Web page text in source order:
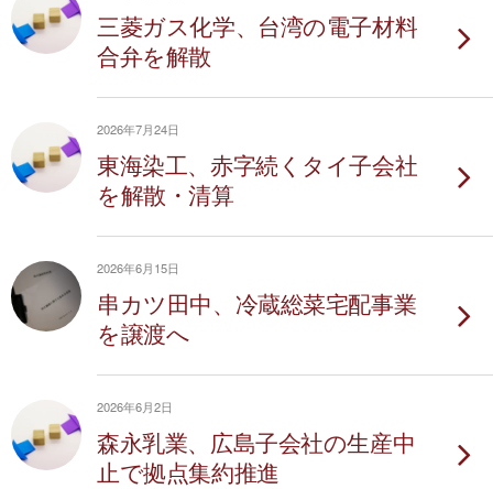
三菱ガス化学、台湾の電子材料
合弁を解散
2026年7月24日
東海染工、赤字続くタイ子会社
を解散・清算
2026年6月15日
串カツ田中、冷蔵総菜宅配事業
を譲渡へ
2026年6月2日
森永乳業、広島子会社の生産中
止で拠点集約推進